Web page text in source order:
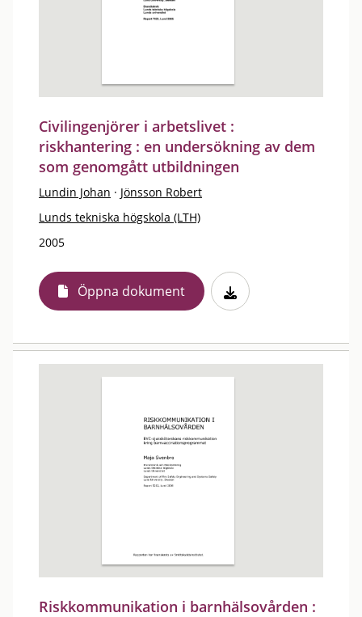
Civilingenjörer i arbetslivet :
riskhantering : en undersökning av dem
som genomgått utbildningen
Lundin Johan · Jönsson Robert
Lunds tekniska högskola (LTH)
2005
Öppna dokument
Riskkommunikation i barnhälsovården :